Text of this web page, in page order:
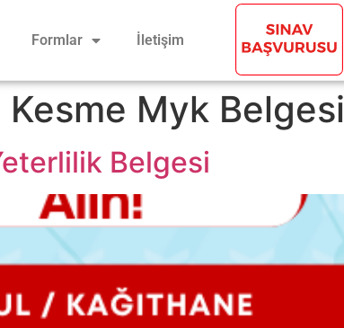
Formlar İletişim
Kesme Myk Belgesi
Belgesi